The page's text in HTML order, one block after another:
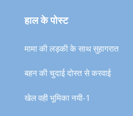
हाल के पोस्ट
मामा की लड़की के साथ सुहागरात
बहन की चुदाई दोस्त से करवाई
खेल वही भूमिका नयी-1